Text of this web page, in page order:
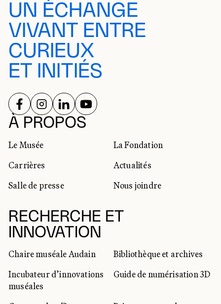
UN ÉCHANGE
VIVANT ENTRE
CURIEUX
ET INITIÉS
À PROPOS
Le Musée
La Fondation
Carrières
Actualités
Salle de presse
Nous joindre
RECHERCHE ET
INNOVATION
Chaire muséale Audain
Bibliothèque et archives
Incubateur d’innovations
muséales
Guide de numérisation 3D
RÉSEAUX SOCIAUX
SUIVEZ-NOUS SUR
SUIVEZ-NOUS SUR
SUIVEZ-NOUS SUR
SUIVEZ-NOUS SUR